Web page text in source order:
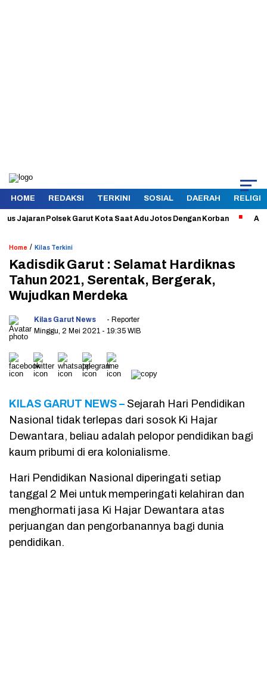
HOME REDAKSI TERKINI SOSIAL DAERAH RELIGI
Polsek Garut Kota Saat Adu Jotos Dengan Korban Aman dan
Home / Kilas Terkini
Kadisdik Garut : Selamat Hardiknas
Tahun 2021, Serentak, Bergerak,
Wujudkan Merdeka
Kilas Garut News
- Reporter
Minggu, 2 Mei 2021 - 19:35 WIB
KILAS GARUT NEWS – Sejarah Hari Pendidikan
Nasional tidak terlepas dari sosok Ki Hajar
Dewantara, beliau adalah pelopor pendidikan bagi
kaum pribumi di era kolonialisme.
Hari Pendidikan Nasional diperingati setiap
tanggal 2 Mei untuk memperingati kelahiran dan
menghormati jasa Ki Hajar Dewantara atas
perjuangan dan pengorbanannya bagi dunia
pendidikan.